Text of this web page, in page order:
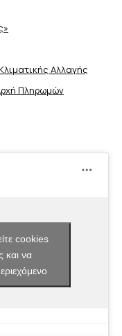
Aλλαγής
Πληρωμών
cookies
και να